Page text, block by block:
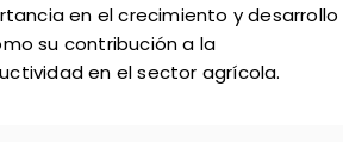
en el crecimiento y desarrollo
su contribución a la
en el sector agrícola.